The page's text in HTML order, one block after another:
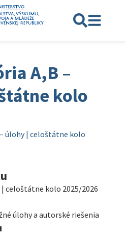
A,B –
kolo
úlohy | celoštátne kolo
| celoštátne kolo 2025/2026
úlohy a autorské riešenia